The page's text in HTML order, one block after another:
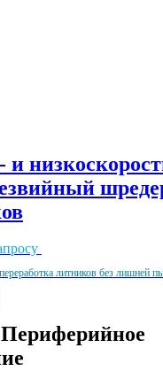
и
литников без лишней